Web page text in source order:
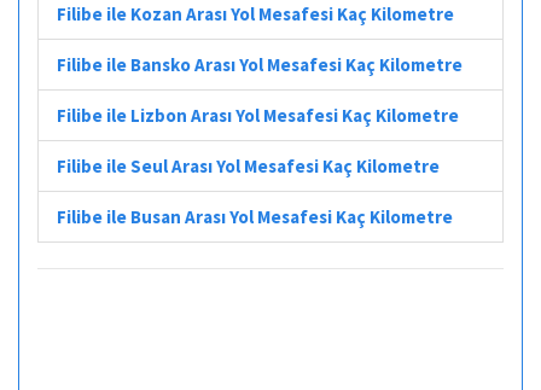
Filibe ile Kozan Arası Yol Mesafesi Kaç Kilometre
Filibe ile Bansko Arası Yol Mesafesi Kaç Kilometre
Filibe ile Lizbon Arası Yol Mesafesi Kaç Kilometre
Filibe ile Seul Arası Yol Mesafesi Kaç Kilometre
Filibe ile Busan Arası Yol Mesafesi Kaç Kilometre